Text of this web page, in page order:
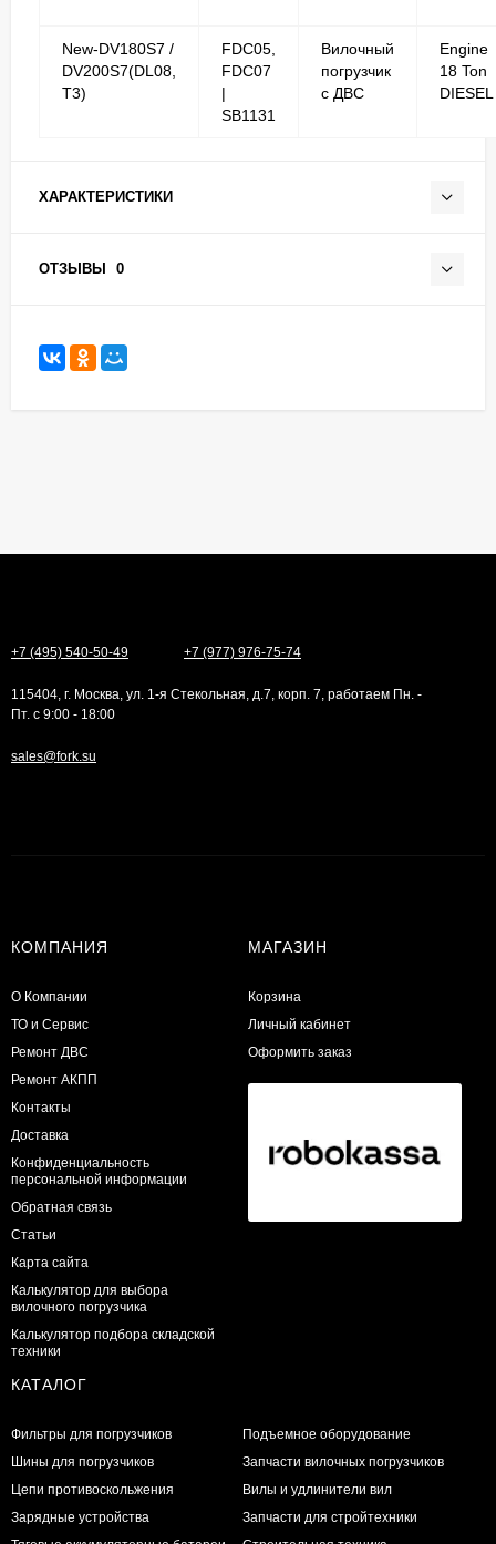
New-DV180S7 /
DV200S7(DL08,
T3)
FDC05,
FDC07
|
SB1131
Вилочный
погрузчик
с ДВС
Engine
18 Ton
DIESEL
ХАРАКТЕРИСТИКИ
ОТЗЫВЫ 0
+7 (495) 540-50-49 +7 (977) 976-75-74
115404, г. Москва, ул. 1-я Стекольная, д.7, корп. 7, работаем Пн. -
Пт. с 9:00 - 18:00
sales@fork.su
КОМПАНИЯ
О Компании
ТО и Сервис
​Ремонт ДВС
Ремонт АКПП
Контакты
Доставка
Конфиденциальность
персональной информации
Обратная связь
Статьи
Карта сайта
Калькулятор для выбора
вилочного погрузчика
Калькулятор подбора складской
техники
МАГАЗИН
Корзина
Личный кабинет
Оформить заказ
КАТАЛОГ
Фильтры для погрузчиков
Шины для погрузчиков
Цепи противоскольжения
Зарядные устройства
Подъемное оборудование
Запчасти вилочных погрузчиков
Вилы и удлинители вил
Запчасти для стройтехники